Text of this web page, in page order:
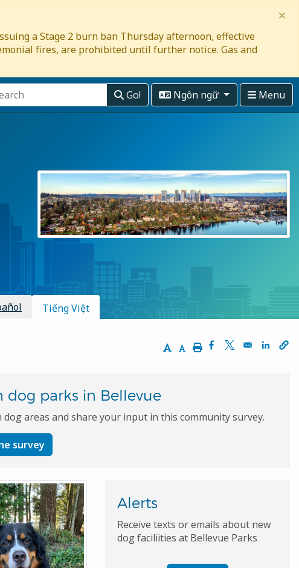
a Stage 2 burn ban Thursday afternoon, effective
fires, are prohibited until further notice. Gas and
×
Go! Ngôn ngữ Menu
Tiếng Việt
Increase Text Size
Decrease Text Size
PrintOpens in a new
Opens in aOpens
dog parks in Bellevue
areas and share your input in this community survey.
survey
Alerts
Receive texts or emails about new
dog faciliities at Bellevue Parks